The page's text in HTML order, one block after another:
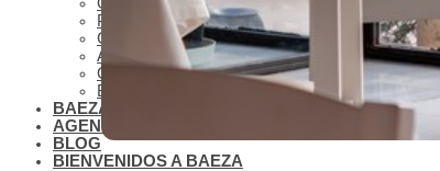
PLANOS
CÓMO LLEGAR A BAEZA
APARCAMIENTO Y TRANSPORTE PÚBLICO
OFICINA DE TURISMO
BAEZA ACCESIBLE
BAEZA, PATRIMONIO MUNDIAL
AGENDA CULTURAL
BLOG
BIENVENIDOS A BAEZA